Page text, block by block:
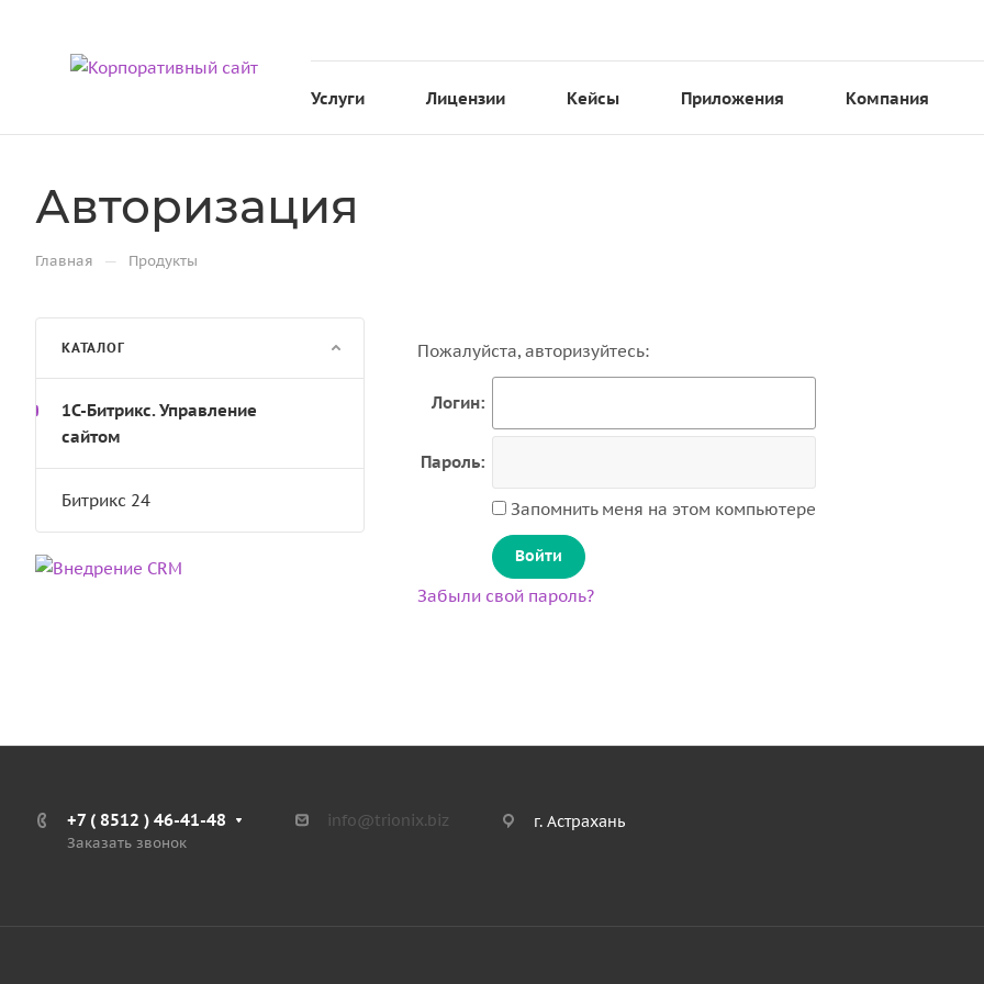
Услуги Лицензии Кейсы Приложения Компания
Авторизация
Главная — Продукты
Пожалуйста, авторизуйтесь:
Логин:
Пароль:
Запомнить меня на этом компьютере
Забыли свой пароль?
КАТАЛОГ
1С-Битрикс. Управление
сайтом
Битрикс 24
+7 ( 8512 ) 46-41-48
Заказать звонок
info@trionix.biz г. Астрахань